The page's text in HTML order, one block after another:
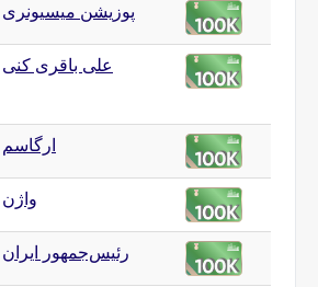
پوزیشن میسیونری
علی باقری کنی
ارگاسم
واژن
رئیس‌جمهور ایران